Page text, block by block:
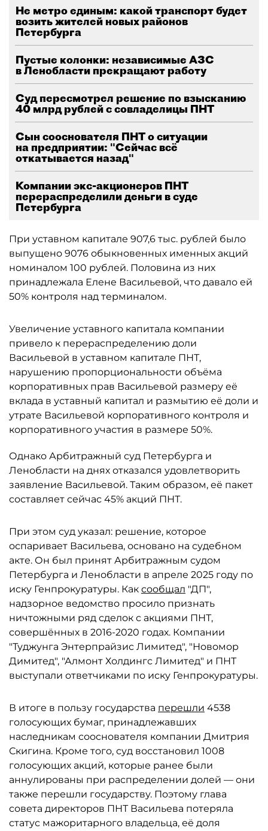
Не метро единым: какой транспорт будет
возить жителей новых районов
Петербурга
Пустые колонки: независимые АЗС
в Ленобласти прекращают работу
Суд пересмотрел решение по взысканию
40 млрд рублей с совладелицы ПНТ
Сын сооснователя ПНТ о ситуации
на предприятии: "Сейчас всё
откатывается назад"
Компании экс-акционеров ПНТ
перераспределили деньги в суде
Петербурга
При уставном капитале 907,6 тыс. рублей было
выпущено 9076 обыкновенных именных акций
номиналом 100 рублей. Половина из них
принадлежала Елене Васильевой, что давало ей
50% контроля над терминалом.
Увеличение уставного капитала компании
привело к перераспределению доли
Васильевой в уставном капитале ПНТ,
нарушению пропорциональности объёма
корпоративных прав Васильевой размеру её
вклада в уставный капитал и размытию её доли и
утрате Васильевой корпоративного контроля и
корпоративного участия в размере 50%.
Однако Арбитражный суд Петербурга и
Ленобласти на днях отказался удовлетворить
заявление Васильевой. Таким образом, её пакет
составляет сейчас 45% акций ПНТ.
При этом суд указал: решение, которое
оспаривает Васильева, основано на судебном
акте. Он был принят Арбитражным судом
Петербурга и Ленобласти в апреле 2025 году по
иску Генпрокуратуры. Как сообщал "ДП",
надзорное ведомство просило признать
ничтожными ряд сделок с акциями ПНТ,
совершённых в 2016-2020 годах. Компании
"Туджунга Энтерпрайзис Лимитед", "Новомор
Димитед", "Алмонт Холдингс Лимитед" и ПНТ
выступали ответчиками по иску Генпрокуратуры.
В итоге в пользу государства перешли 4538
голосующих бумаг, принадлежавших
наследникам сооснователя компании Дмитрия
Скигина. Кроме того, суд восстановил 1008
голосующих акций, которые ранее были
аннулированы при распределении долей — они
также перешли государству. Поэтому глава
совета директоров ПНТ Васильева потеряла
статус мажоритарного владельца, её доля